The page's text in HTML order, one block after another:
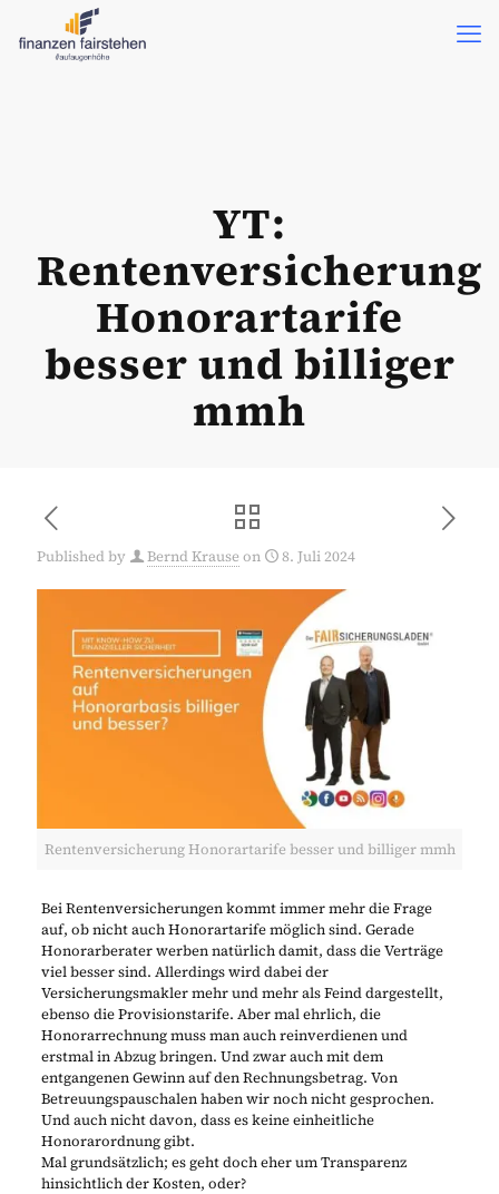
YT:
Rentenversicherung
Honorartarife
besser und billiger
mmh
Published by Bernd Krause on 8. Juli 2024
Rentenversicherung Honorartarife besser und billiger mmh
Bei Rentenversicherungen kommt immer mehr die Frage
auf, ob nicht auch Honorartarife möglich sind. Gerade
Honorarberater werben natürlich damit, dass die Verträge
viel besser sind. Allerdings wird dabei der
Versicherungsmakler mehr und mehr als Feind dargestellt,
ebenso die Provisionstarife. Aber mal ehrlich, die
Honorarrechnung muss man auch reinverdienen und
erstmal in Abzug bringen. Und zwar auch mit dem
entgangenen Gewinn auf den Rechnungsbetrag. Von
Betreuungspauschalen haben wir noch nicht gesprochen.
Und auch nicht davon, dass es keine einheitliche
Honorarordnung gibt.
Mal grundsätzlich; es geht doch eher um Transparenz
hinsichtlich der Kosten, oder?